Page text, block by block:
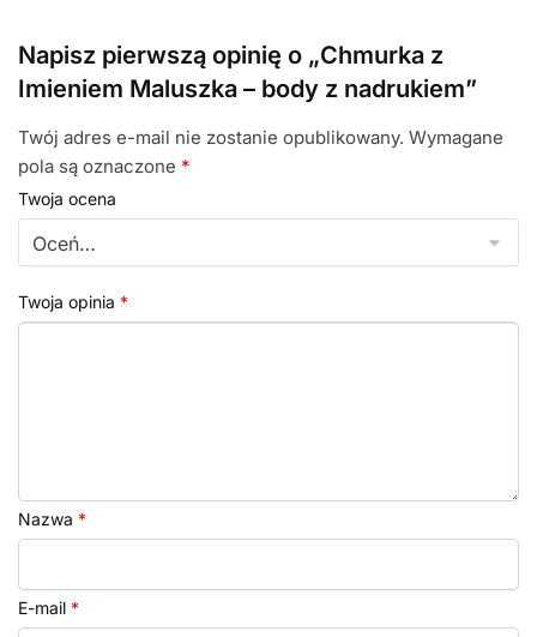
Napisz pierwszą opinię o „Chmurka z
Imieniem Maluszka – body z nadrukiem”
Twój adres e-mail nie zostanie opublikowany. Wymagane
pola są oznaczone *
Twoja ocena
Twoja opinia *
Nazwa *
E-mail *